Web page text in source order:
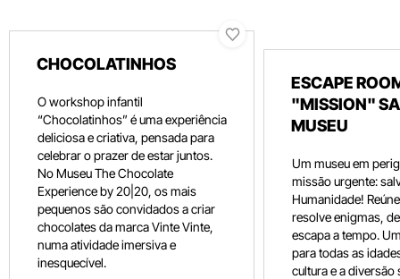
CHOCOLATINHOS
O workshop infantil
“Chocolatinhos” é uma experiência
deliciosa e criativa, pensada para
celebrar o prazer de estar juntos.
No Museu The Chocolate
Experience by 20|20, os mais
pequenos são convidados a criar
chocolates da marca Vinte Vinte,
numa atividade imersiva e
inesquecível.
ESCAPE
"MISSION"
MUSEU
Um museu em
missão urgente:
Humanidade!
resolve enigmas,
escapa a tempo.
para todas as
cultura e a diversão